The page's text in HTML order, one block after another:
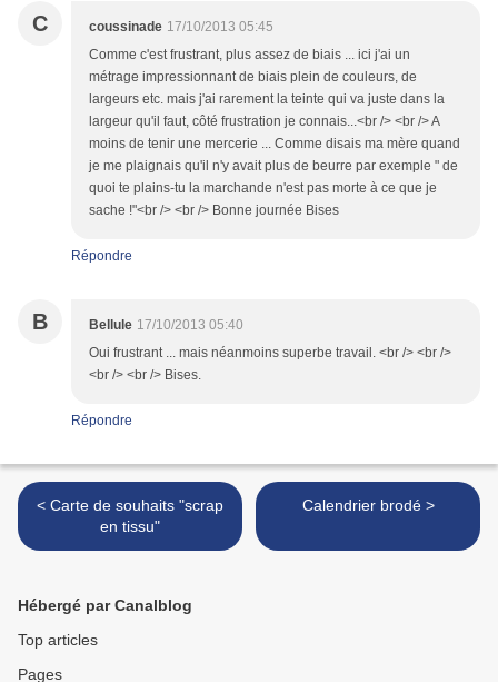
C coussinade 17/10/2013 05:45
Comme c'est frustrant, plus assez de biais ... ici j'ai un
métrage impressionnant de biais plein de couleurs, de
largeurs etc. mais j'ai rarement la teinte qui va juste dans la
largeur qu'il faut, côté frustration je connais...<br /> <br /> A
moins de tenir une mercerie ... Comme disais ma mère quand
je me plaignais qu'il n'y avait plus de beurre par exemple " de
quoi te plains-tu la marchande n'est pas morte à ce que je
sache !"<br /> <br /> Bonne journée Bises
Répondre
B Bellule 17/10/2013 05:40
Oui frustrant ... mais néanmoins superbe travail. <br /> <br />
<br /> <br /> Bises.
Répondre
< Carte de souhaits "scrap
en tissu"
Calendrier brodé >
Hébergé par Canalblog
Top articles
Pages